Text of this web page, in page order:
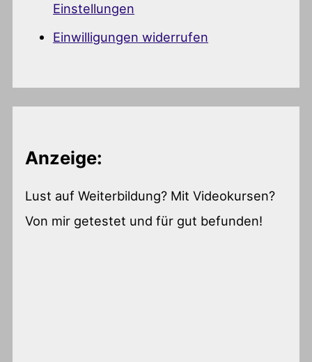
Einstellungen
Einwilligungen widerrufen
Anzeige:
Lust auf Weiterbildung? Mit Videokursen?
Von mir getestet und für gut befunden!